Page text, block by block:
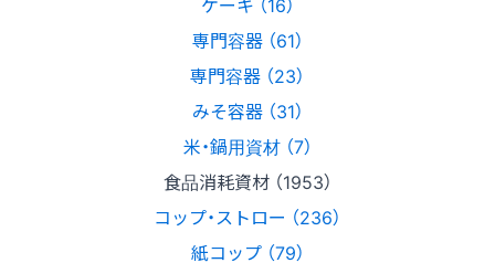
専門容器 （61）
専門容器 （23）
みそ容器 （31）
米・鍋用資材 （7）
食品消耗資材 （1953）
コップ・ストロー （236）
紙コップ （79）